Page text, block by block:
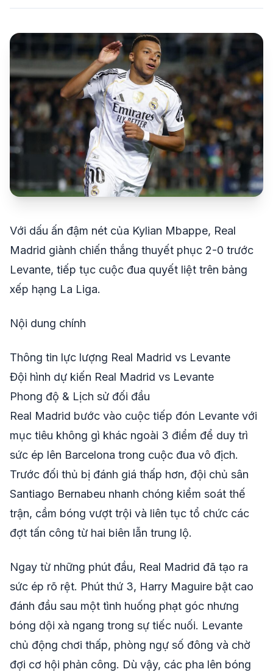
Với dấu ấn đậm nét của Kylian Mbappe, Real
Madrid giành chiến thắng thuyết phục 2-0 trước
Levante, tiếp tục cuộc đua quyết liệt trên bảng
xếp hạng La Liga.
Nội dung chính
Thông tin lực lượng Real Madrid vs Levante
Đội hình dự kiến Real Madrid vs Levante
Phong độ & Lịch sử đối đầu
Real Madrid bước vào cuộc tiếp đón Levante với
mục tiêu không gì khác ngoài 3 điểm để duy trì
sức ép lên Barcelona trong cuộc đua vô địch.
Trước đối thủ bị đánh giá thấp hơn, đội chủ sân
Santiago Bernabeu nhanh chóng kiểm soát thế
trận, cầm bóng vượt trội và liên tục tổ chức các
đợt tấn công từ hai biên lẫn trung lộ.
Ngay từ những phút đầu, Real Madrid đã tạo ra
sức ép rõ rệt. Phút thứ 3, Harry Maguire bật cao
đánh đầu sau một tình huống phạt góc nhưng
bóng dội xà ngang trong sự tiếc nuối. Levante
chủ động chơi thấp, phòng ngự số đông và chờ
đợi cơ hội phản công. Dù vậy, các pha lên bóng